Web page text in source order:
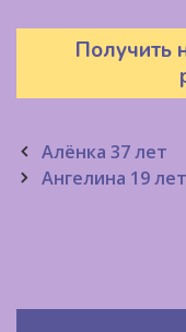
Получить
Post
navigation
Алёнка 37 лет
Ангелина 19 лет